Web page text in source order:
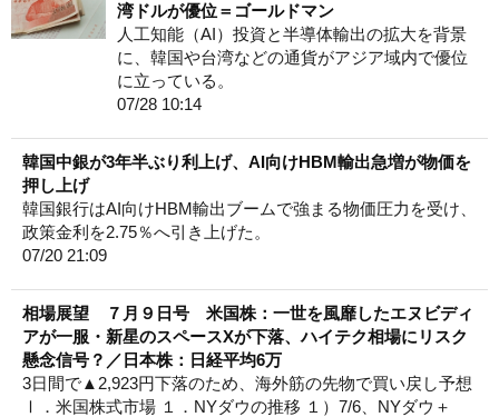
湾ドルが優位＝ゴールドマン
人工知能（AI）投資と半導体輸出の拡大を背景
に、韓国や台湾などの通貨がアジア域内で優位
に立っている。
07/28 10:14
韓国中銀が3年半ぶり利上げ、AI向けHBM輸出急増が物価を
押し上げ
韓国銀行はAI向けHBM輸出ブームで強まる物価圧力を受け、
政策金利を2.75％へ引き上げた。
07/20 21:09
相場展望 ７月９日号 米国株：一世を風靡したエヌビディ
アが一服・新星のスペースXが下落、ハイテク相場にリスク
懸念信号？／日本株：日経平均6万
3日間で▲2,923円下落のため、海外筋の先物で買い戻し予想
Ⅰ．米国株式市場 １．NYダウの推移 １）7/6、NYダウ＋